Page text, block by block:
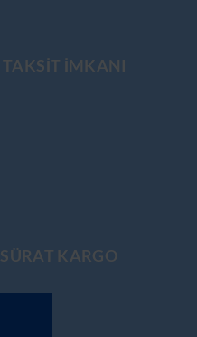
TAKSIT IMKANI
SÜRAT KARGO